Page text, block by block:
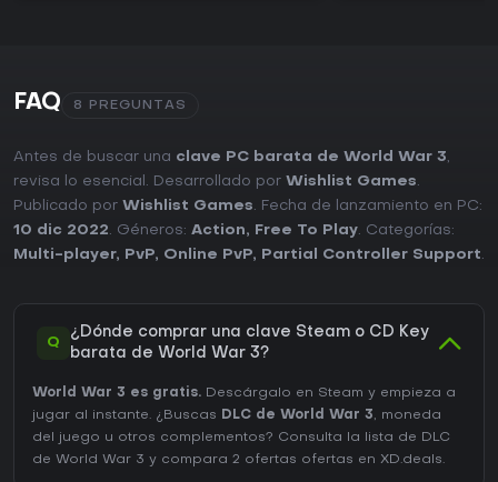
FAQ 8 PREGUNTAS
Antes de buscar una clave PC barata de World War 3,
revisa lo esencial. Desarrollado por Wishlist Games.
Publicado por Wishlist Games. Fecha de lanzamiento en PC:
10 dic 2022. Géneros: Action, Free To Play. Categorías:
Multi-player, PvP, Online PvP, Partial Controller Support.
Q
¿Dónde comprar una clave Steam o CD Key
barata de World War 3?
World War 3 es gratis. Descárgalo en Steam y empieza a
jugar al instante. ¿Buscas DLC de World War 3, moneda
del juego u otros complementos? Consulta la lista de DLC
de World War 3 y compara 2 ofertas ofertas en XD.deals.